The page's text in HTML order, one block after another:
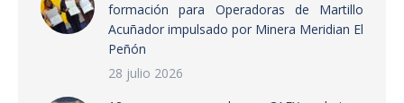
formación para Operadoras de Martillo
Acuñador impulsado por Minera Meridian El
Peñón
28 julio 2026